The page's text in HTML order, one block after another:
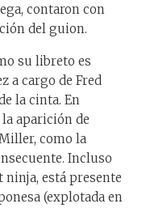
contaron con
del guion.
su libreto es
a cargo de Fred
la cinta. En
la aparición de
como la
Incluso
está presente
(explotada en